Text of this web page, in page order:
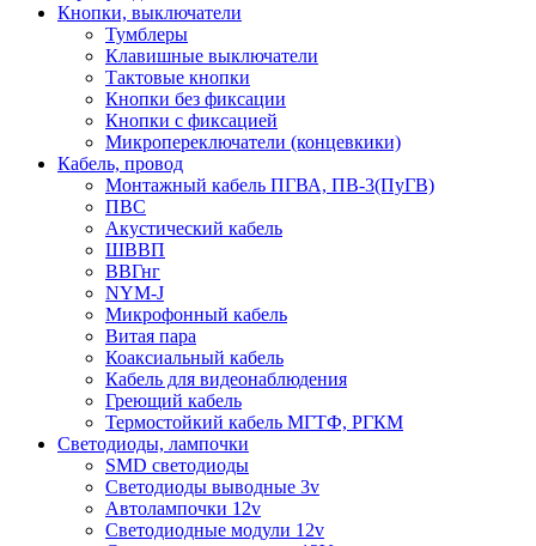
Кнопки, выключатели
Тумблеры
Клавишные выключатели
Тактовые кнопки
Кнопки без фиксации
Кнопки с фиксацией
Микропереключатели (концевкики)
Кабель, провод
Монтажный кабель ПГВА, ПВ-3(ПуГВ)
ПВС
Акустический кабель
ШВВП
ВВГнг
NYM-J
Микрофонный кабель
Витая пара
Коаксиальный кабель
Кабель для видеонаблюдения
Греющий кабель
Термостойкий кабель МГТФ, РГКМ
Светодиоды, лампочки
SMD светодиоды
Светодиоды выводные 3v
Автолампочки 12v
Светодиодные модули 12v